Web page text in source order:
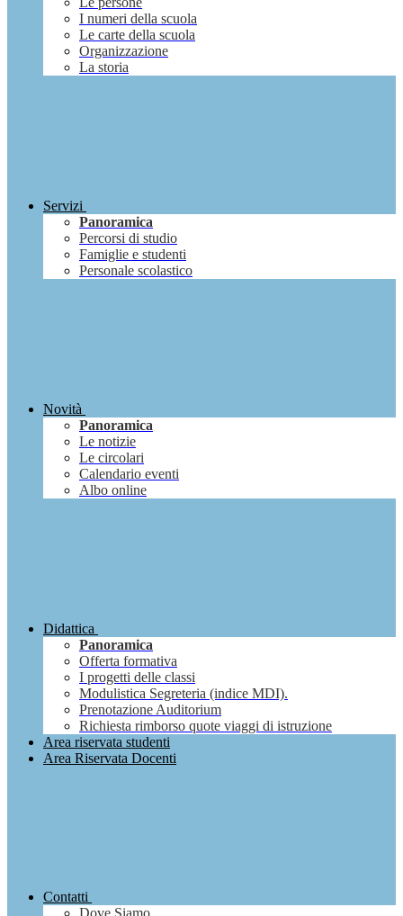
I numeri della scuola
Le carte della scuola
Organizzazione
La storia
Servizi
Panoramica
Percorsi di studio
Famiglie e studenti
Personale scolastico
Novità
Panoramica
Le notizie
Le circolari
Calendario eventi
Albo online
Didattica
Panoramica
Offerta formativa
I progetti delle classi
Modulistica Segreteria (indice MDI).
Prenotazione Auditorium
Richiesta rimborso quote viaggi di istruzione
Area riservata studenti
Area Riservata Docenti
Contatti